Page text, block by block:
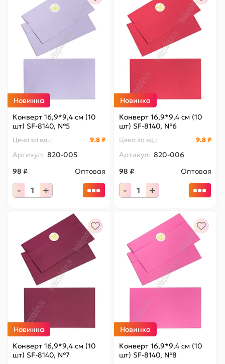
Новинка
Конверт 16,9*9,4 см (10
шт) SF-8140, №5
Цена за ед.: 9.8 ₽
Артикул: 820-005
98 ₽
Оптовая
- +
Новинка
Конверт 16,9*9,4 см (10
шт) SF-8140, №6
Цена за ед.: 9.8 ₽
Артикул: 820-006
98 ₽
Оптовая
- +
Новинка
Конверт 16,9*9,4 см (10
шт) SF-8140, №7
Новинка
Конверт 16,9*9,4 см (10
шт) SF-8140, №8